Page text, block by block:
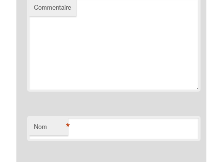
Commentaire
Nom *